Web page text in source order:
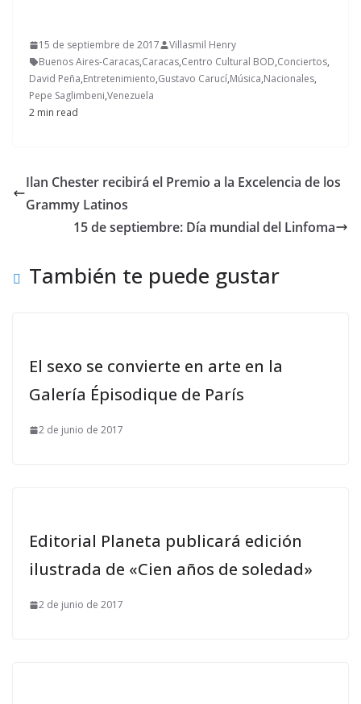
15 de septiembre de 2017
Villasmil Henry
Buenos Aires-Caracas,Caracas,Centro Cultural BOD,Conciertos,
David Peña,Entretenimiento,Gustavo Carucí,Música,Nacionales,
Pepe Saglimbeni,Venezuela
2 min read
Ilan Chester recibirá el Premio a la Excelencia de los
Grammy Latinos
15 de septiembre: Día mundial del Linfoma
También te puede gustar
El sexo se convierte en arte en la
Galería Épisodique de París
2 de junio de 2017
Editorial Planeta publicará edición
ilustrada de «Cien años de soledad»
2 de junio de 2017